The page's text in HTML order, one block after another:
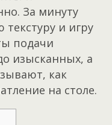
За минуту
и игру
подачи
изысканных, а
как
на столе.